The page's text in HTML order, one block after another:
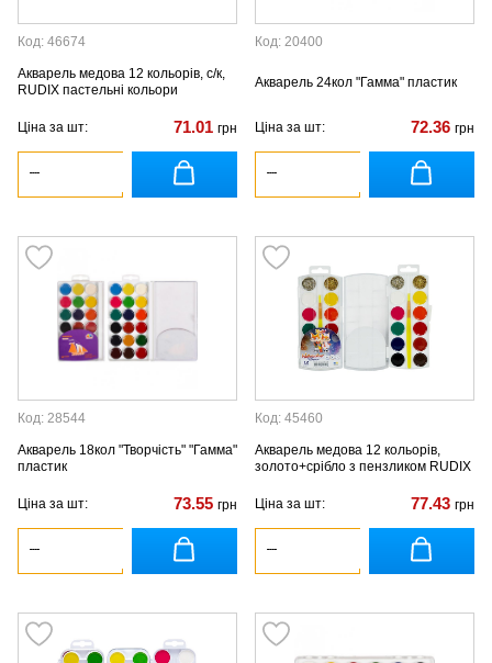
Код: 46674
Акварель медова 12 кольорів, с/к,
RUDIX пастельні кольори
Ціна за шт: 71.01 грн
Код: 20400
Акварель 24кол "Гамма" пластик
Ціна за шт: 72.36 грн
Код: 28544
Акварель 18кол "Творчість" "Гамма"
пластик
Ціна за шт: 73.55 грн
Код: 45460
Акварель медова 12 кольорів,
золото+срібло з пензликом RUDIX
Ціна за шт: 77.43 грн